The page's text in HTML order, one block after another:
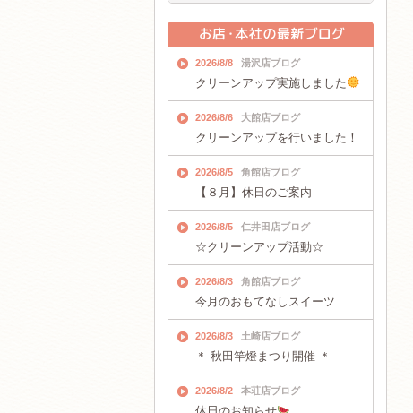
2026/8/8 湯沢店ブログ
クリーンアップ実施しました
2026/8/6 大館店ブログ
クリーンアップを行いました！
2026/8/5 角館店ブログ
【８月】休日のご案内
2026/8/5 仁井田店ブログ
☆クリーンアップ活動☆
2026/8/3 角館店ブログ
今月のおもてなしスイーツ
2026/8/3 土崎店ブログ
＊ 秋田竿燈まつり開催 ＊
2026/8/2 本荘店ブログ